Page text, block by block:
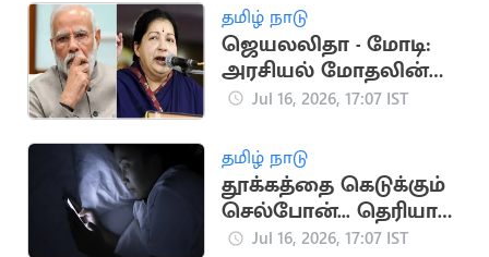
தமிழ் நாடு
ஜெயலலிதா - மோடி:
அரசியல் மோதலின்
முக்கிய தருணங்கள்
Jul 16, 2026, 17:07 IST
தமிழ் நாடு
தூக்கத்தை கெடுக்கும்
செல்போன்... தெரியாத
ஆபத்துகள்
Jul 16, 2026, 17:07 IST